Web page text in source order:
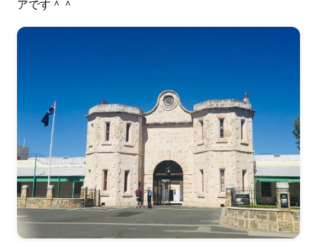
アです＾＾